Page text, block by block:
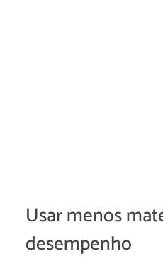
Usar menos
desempenho